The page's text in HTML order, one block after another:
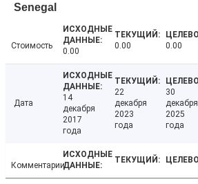
Senegal
Стоимость
0.00
0.00 0.00
Дата
14
декабря
2017
года
22
декабря
2023
года
30
декабря
2025
года
Комментарии